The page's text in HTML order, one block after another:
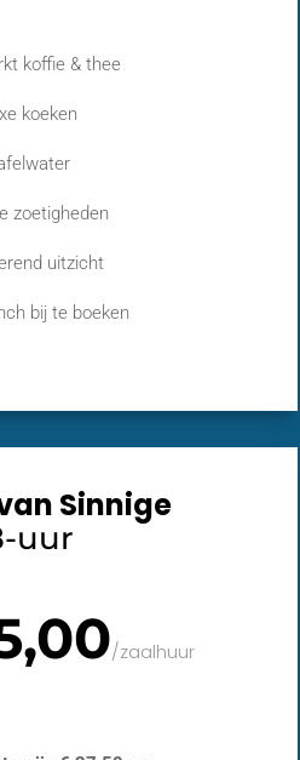
koffie & thee
koeken
zoetigheden
uitzicht
bij te boeken
Sinnige
uur
/zaalhuur